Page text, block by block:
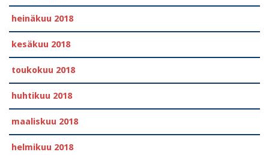
heinäkuu 2018
kesäkuu 2018
toukokuu 2018
huhtikuu 2018
maaliskuu 2018
helmikuu 2018